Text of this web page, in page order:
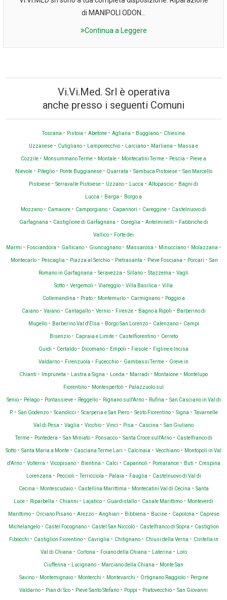
di MANIPOLI ODON...
Continua a Leggere
Vi.Vi.Med. Srl è operativa
anche presso i seguenti Comuni
Toscana - Pistoia - Abetone - Agliana - Buggiano - Chiesina
Uzzanese - Cutigliano - Lamporecchio - Larciano - Marliana - Massa e
Cozzile - Monsummano Terme - Montale - Montecatini Terme - Pescia - Pieve a
Nievole - Piteglio - Ponte Buggianese - Quarrata - Sambuca Pistoiese - San Marcello
Pistoiese - Serravalle Pistoiese - Uzzano - Lucca - Altopascio - Bagni di
Lucca - Barga - Borgo a
Mozzano - Camaiore - Camporgiano - Capannori - Careggine - Castelnuovo di
Garfagnana - Castiglione di Garfagnana - Coreglia - Antelminelli - Fabbriche di
Vallico - Forte dei
Marmi - Fosciandora - Gallicano - Giuncugnano - Massarosa - Minucciano - Molazzana -
Montecarlo - Pescaglia - Piazza al Serchio - Pietrasanta - Pieve Fosciana - Porcari - San
Romano in Garfagnana - Seravezza - Sillano - Stazzema - Vagli
Sotto - Vergemoli - Viareggio - Villa Basilica - Villa
Collemandina - Prato - Montemurlo - Carmignano - Poggio a
Caiano - Vaiano - Cantagallo - Vernio - Firenze - Bagno a Ripoli - Barberino di
Mugello - Barberino Val d'Elsa - Borgo San Lorenzo - Calenzano - Campi
Bisenzio - Capraia e Limite - Castelfiorentino - Cerreto
Guidi - Certaldo - Dicomano - Empoli - Fiesole - Figline e Incisa
Valdarno - Firenzuola - Fucecchio - Gambassi Terme - Greve in
Chianti - Impruneta - Lastra a Signa - Londa - Marradi - Montaione - Montelupo
Fiorentino - Montespertoli - Palazzuolo sul
Senio - Pelago - Pontassieve - Reggello - Rignano sull'Arno - Rufina - San Casciano in Val di
P. - San Godenzo - Scandicci - Scarperia e San Piero - Sesto Fiorentino - Signa -Tavarnelle
Val di Pesa - Vaglia - Vicchio - Vinci - Pisa - Cascina - San Giuliano
Terme - Pontedera - San Miniato - Ponsacco - Santa Croce sull'Arno - Castelfranco di
Sotto - Santa Maria a Monte - Casciana Terme Lari - Calcinaia - Vecchiano - Montopoli in Val
d'Arno - Volterra - Vicopisano - Bientina - Calci - Capannoli - Pomarance - Buti - Crespina
Lorenzana - Peccioli -Terricciola - Palaia - Fauglia - Castelnuovo di Val di
Cecina - Montescudaio - Castellina Marittima - Montecatini Val di Cecina - Santa
Luce - Riparbella - Chianni - Lajatico - Guardistallo - Casale Marittimo - Monteverdi
Marittimo - Orciano Pisano - Arezzo - Anghiari - Bibbiena - Bucine - Capolona - Caprese
Michelangelo - Castel Focognano - Castel San Niccolò - Castelfranco di Sopra - Castiglion
Fibocchi - Castiglion Fiorentino - Cavriglia - Chitignano - Chiusi della Verna - Civitella in
Val di Chiana - Cortona - Foiano della Chiana - Laterina - Loro
Ciuffenna - Lucignano - Marciano della Chiana - Monte San
Savino - Montemignaio - Monterchi - Montevarchi - Ortignano Raggiolo - Pergine
Valdarno - Pian di Sco - Pieve Santo Stefano - Poppi - Pratovecchio - San Giovanni